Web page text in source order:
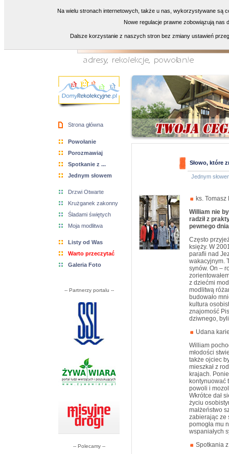
Strona główna
Powołanie
Porozmawiaj
Spotkanie z ...
Jednym słowem
Drzwi Otwarte
Krużganek zakonny
Śladami świętych
Moja modlitwa
Listy od Was
Warto przeczytać
Galeria Foto
-- Partnerzy portalu --
-- Polecamy --
Słowo, które
Jednym
ks.
William nie
radził z
pewnego
Często
księży. W
parafii nad
wakacyjnym.
synów. On –
z dziećmi
modlitwą
budowało
kultura
znajomość
dziwnego,
Udana
William
młodości
także ojciec
mieszkał z
krajach.
kontynuować
powoli i
Wkrótce dał
życiu
małżeństwo
zabierając ze
pomogła mu
wspaniałych
Spotkania
Na wielu stronach internetowych, także u nas, wykorzystywane są
Nowe regulacje prawne zobowiązują nas
Dalsze korzystanie z naszych stron bez zmiany ustawień